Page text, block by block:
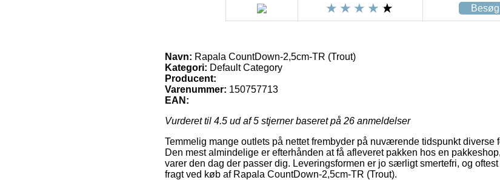
Navn: Rapala CountDown-2,5cm-TR (Trout)
Kategori: Default Category
Producent:
Varenummer: 150757713
EAN:
Vurderet til 4.5 ud af 5 stjerner baseret på 26 anmeldelser
Temmelig mange outlets på nettet frembyder på nuværende tidspunkt diverse
Den mest almindelige er efterhånden at få afleveret pakken hos en
varer den dag der passer dig. Leveringsformen er jo særligt smertefri, og
fragt ved køb af Rapala CountDown-2,5cm-TR (Trout).